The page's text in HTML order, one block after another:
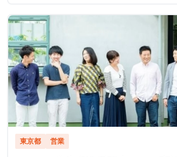
東京都 営業